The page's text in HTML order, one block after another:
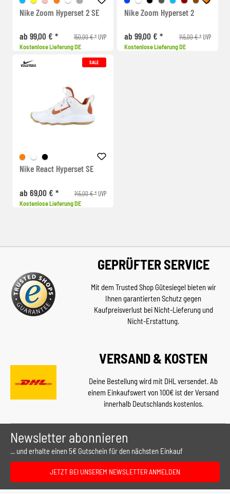
Nike Zoom Hyperset 2 SE
ab 99,00 € * 150,00 € *UVP
Kostenlose Lieferung DE
Nike Zoom Hyperset 2
ab 99,00 € * 145,00 € *UVP
Kostenlose Lieferung DE
SALE
Nike React Hyperset SE
ab 69,00 € * 145,00 € *UVP
Kostenlose Lieferung DE
GEPRÜFTER SERVICE
Mit dem Trusted Shop Gütesiegel bieten wir
Ihnen garantierten Schutz gegen
Kaufpreisverlust bei Nicht-Lieferung und
Nicht-Erstattung.
VERSAND & KOSTEN
Deine Bestellung wird mit DHL versendet. Ab
einem Einkaufswert von 100€ ist der Versand
innerhalb Deutschlands kostenlos.
Newsletter abonnieren
... und erhalte einen 5€ Gutschein für den nächsten Einkauf
JETZT BEI UNSEREM NEWSLETTER ANMELDEN